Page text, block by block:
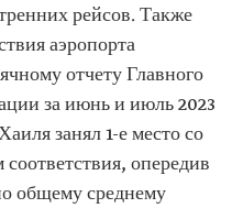
рейсов. Также
аэропорта
отчету Главного
за июнь и июль 2023
занял 1-е место со
опередив
общему среднему